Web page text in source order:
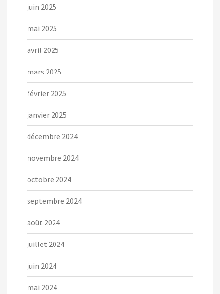
juin 2025
mai 2025
avril 2025
mars 2025
février 2025
janvier 2025
décembre 2024
novembre 2024
octobre 2024
septembre 2024
août 2024
juillet 2024
juin 2024
mai 2024